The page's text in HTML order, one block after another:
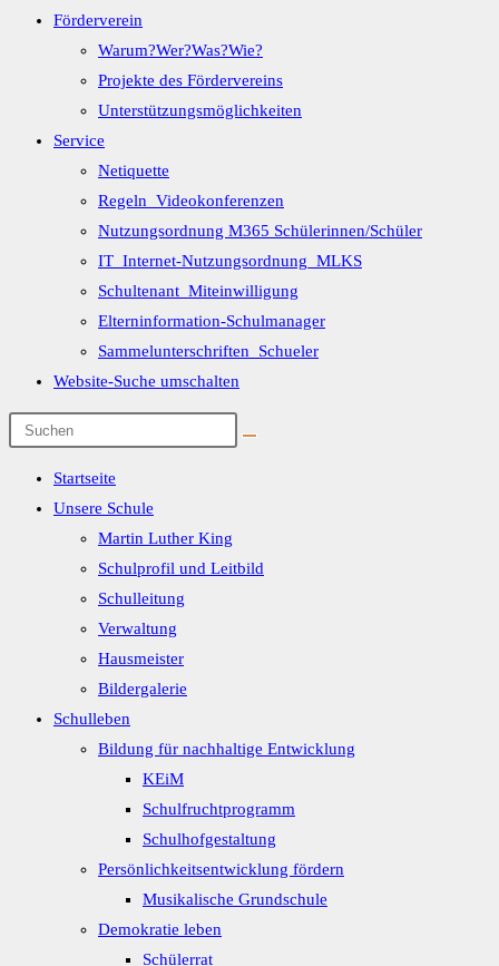
Förderverein
Warum?Wer?Was?Wie?
Projekte des Fördervereins
Unterstützungsmöglichkeiten
Service
Netiquette
Regeln_Videokonferenzen
Nutzungsordnung M365 Schülerinnen/Schüler
IT_Internet-Nutzungsordnung_MLKS
Schultenant_Miteinwilligung
Elterninformation-Schulmanager
Sammelunterschriften_Schueler
Website-Suche umschalten
Startseite
Unsere Schule
Martin Luther King
Schulprofil und Leitbild
Schulleitung
Verwaltung
Hausmeister
Bildergalerie
Schulleben
Bildung für nachhaltige Entwicklung
KEiM
Schulfruchtprogramm
Schulhofgestaltung
Persönlichkeitsentwicklung fördern
Musikalische Grundschule
Demokratie leben
Schülerrat